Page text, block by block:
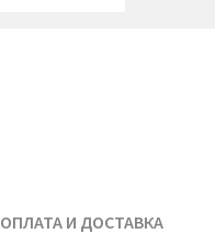
ОПЛАТА И ДОСТАВКА